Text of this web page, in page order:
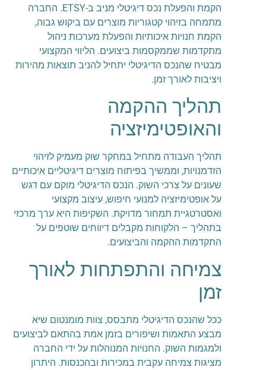
הקמת והפעלת נכס דיגיטלי מניב ב-ETSY. החברה
מתמחה בזיהוי קטגוריות מוצרים עם ביקוש גבוה,
הקמת חנויות איכותיות והפעלת מערכות ניהול
מתקדמות שממקסמות ביצועים. הליווי המקצועי
מבטיח שהנכס הדיגיטלי יתחיל להניב תוצאות מהירות
ויציבות לאורך זמן.
תהליך ההקמה
והאופטימיזציה
תהליך העבודה מתחיל במחקר שוק מעמיק לזיהוי
הזדמנויות, וממשיך בפיתוח מוצרים דיגיטליים איכותיים
שעונים על צרכי השוק. הנכס הדיגיטלי מוקם עם דגש
על אופטימיזציה למנועי חיפוש, עיצוב מקצועי
ואסטרטגיית תמחור מדויקת. השקיפות היא ערך מרכזי
בתהליך – הלקוחות מקבלים דיווחים שוטפים על
התקדמות ההקמה והביצועים.
צמיחה והתפתחות לאורך
זמן
ככל שהנכס הדיגיטלי מתבסס, צוות מומנטום שיא
מבצע התאמות ושיפורים בזמן אמת בהתאם לביצועים
ולמגמות השוק. החנויות המנוהלות על ידי החברה
מציגות צמיחה עקבית במכירות ובהכנסות. היתרון